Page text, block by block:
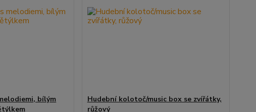
bílým
Hudební kolotoč/music box se zvířátky,
růžový